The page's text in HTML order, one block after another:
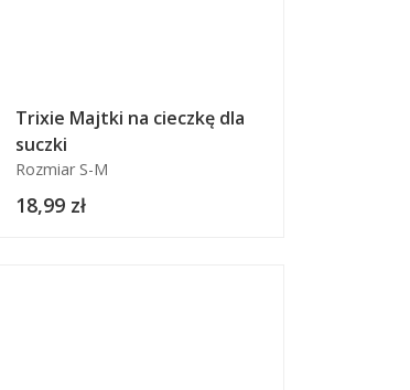
Trixie Majtki na cieczkę dla
suczki
Rozmiar S-M
18,99 zł